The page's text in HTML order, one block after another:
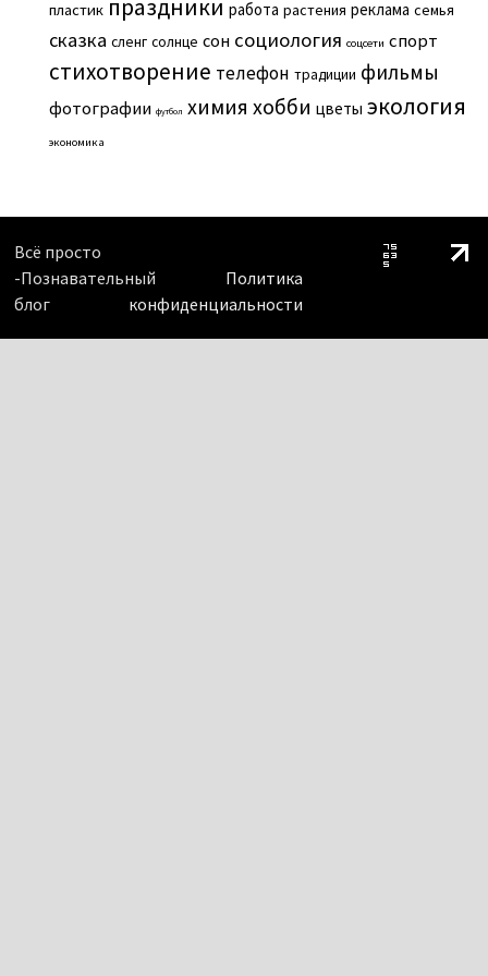
пластик праздники работа растения реклама семья
сказка сленг солнце сон социология соцсети спорт
стихотворение телефон традиции фильмы
фотографии футбол химия хобби цветы экология
экономика
Всё просто
-Познавательный
блог
Политика
конфиденциальности